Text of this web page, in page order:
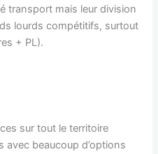
transport mais leur division
lourds compétitifs, surtout
+ PL).
sur tout le territoire
avec beaucoup d’options